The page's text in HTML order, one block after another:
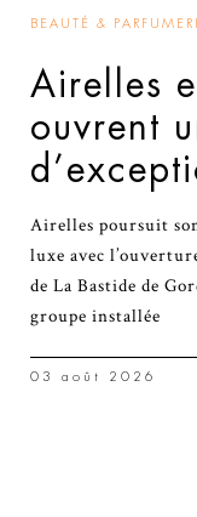
BEAUTÉ &
Airelles
ouvrent
Airelles poursuit
luxe avec
de La Bastide de
groupe installée
03 août 2026